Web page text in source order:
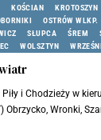
KOŚCIAN KROTOSZYN
OSTRÓW WLKP.
SŁUPCA ŚREM
WOLSZTYN
Piły i Chodzieży w
Obrzycko, Wronki,